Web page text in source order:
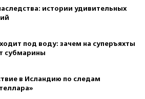
истории удивительных
под воду: зачем на суперъяхты
субмарины
в Исландию по следам